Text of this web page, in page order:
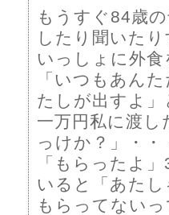
もうすぐ84歳
したり聞いたり
いっしょに外
「いつもあん
たしが出すよ」
一万円私に渡
っけか？」・・
「もらったよ
いると「あた
もらってない